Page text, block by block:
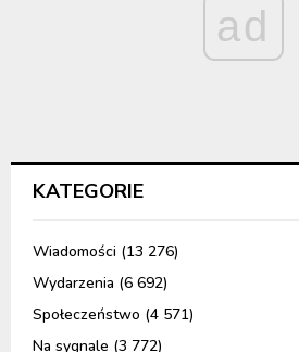
ad
KATEGORIE
Wiadomości (13 276)
Wydarzenia (6 692)
Społeczeństwo (4 571)
Na sygnale (3 772)